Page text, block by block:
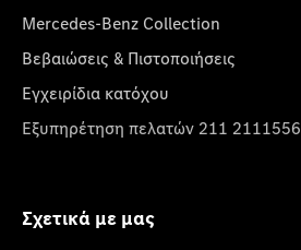
Mercedes-Benz Collection
Βεβαιώσεις & Πιστοποιήσεις
Εγχειρίδια κατόχου
Εξυπηρέτηση πελατών 211 2111556
Σχετικά με μας